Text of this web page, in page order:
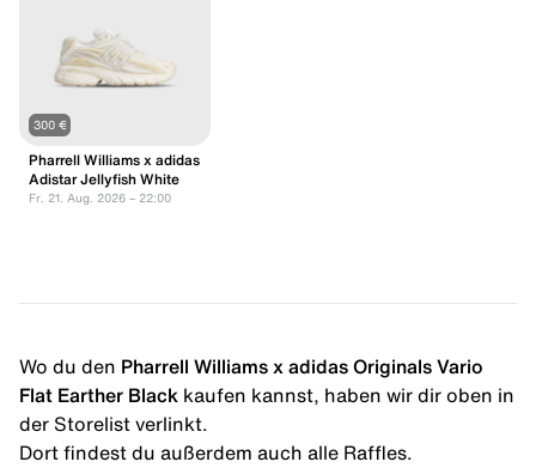
300 €
Pharrell Williams x adidas
Adistar Jellyfish White
Fr. 21. Aug. 2026 – 22:00
Wo du den Pharrell Williams x adidas Originals Vario
Flat Earther Black kaufen kannst, haben wir dir oben in
der Storelist verlinkt.
Dort findest du außerdem auch alle Raffles.